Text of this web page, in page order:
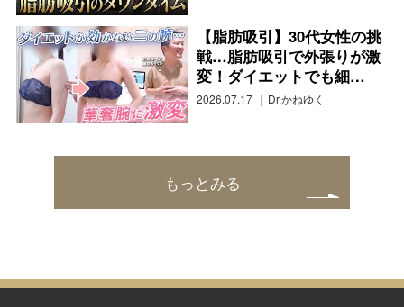
【脂肪吸引】30代女性の挑
戦…脂肪吸引で外張りが激
変！ダイエットでも細…
2026.07.17 Dr.かねゆく
もっとみる